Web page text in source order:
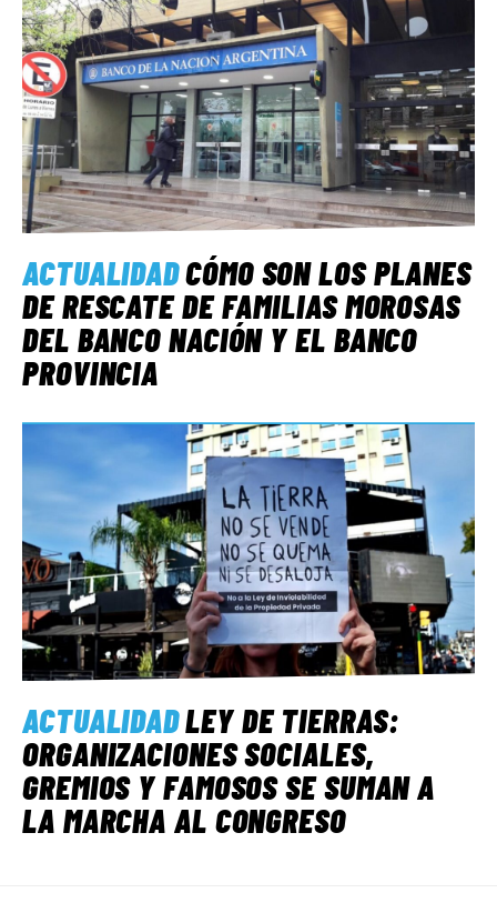
ACTUALIDADCÓMO SON LOS PLANES
DE RESCATE DE FAMILIAS MOROSAS
DEL BANCO NACIÓN Y EL BANCO
PROVINCIA
ACTUALIDADLEY DE TIERRAS:
ORGANIZACIONES SOCIALES,
GREMIOS Y FAMOSOS SE SUMAN A
LA MARCHA AL CONGRESO